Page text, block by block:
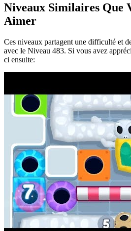
Niveaux Similaires Que
Aimer
Ces niveaux partagent une difficulté et
avec le Niveau 483. Si vous avez
ci ensuite: